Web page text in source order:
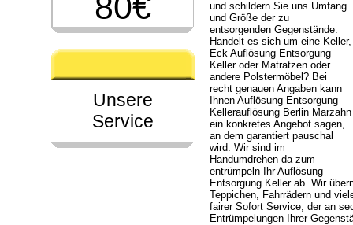
Unsere
Service
und schildern Sie uns Umfang
und Größe der zu
entsorgenden Gegenstände.
Handelt es sich um eine Keller,
Eck Auflösung Entsorgung
Keller oder Matratzen oder
andere Polstermöbel? Bei
recht genauen Angaben kann
Ihnen Auflösung Entsorgung
Kellerauflösung Berlin Marzahn
ein konkretes Angebot sagen,
an dem garantiert pauschal
wird. Wir sind im
Handumdrehen da zum
entrümpeln Ihr Auflösung
Entsorgung Keller ab. Wir
Teppichen, Fahrrädern und
fairer Sofort Service, der an
Entrümpelungen Ihrer